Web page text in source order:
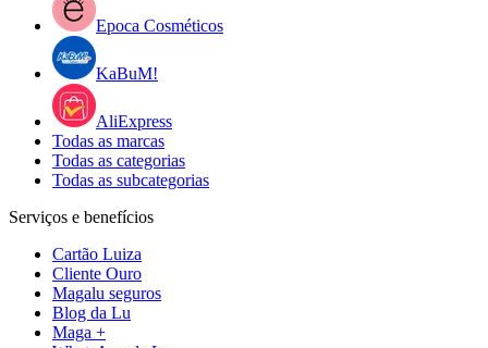
Epoca Cosméticos
KaBuM!
AliExpress
Todas as marcas
Todas as categorias
Todas as subcategorias
Serviços e benefícios
Cartão Luiza
Cliente Ouro
Magalu seguros
Blog da Lu
Maga +